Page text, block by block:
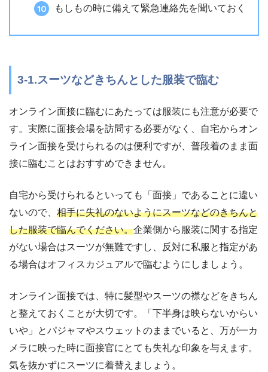
もしもの時に備えて緊急連絡先を聞いておく
3-1.スーツなどきちんとした服装で臨む
オンライン面接に臨むにあたっては服装にも注意が必要で
す。実際に面接会場を訪問する必要がなく、自宅からオン
ライン面接を受けられるのは便利ですが、普段着のまま面
接に臨むことはおすすめできません。
自宅から受けられるといっても「面接」であることに違い
ないので、 相手に失礼のないようにスーツなどのきちんと
した服装で臨んでください。企業側から服装に関する指定
がない場合はスーツが無難ですし、反対に私服と指定があ
る場合はオフィスカジュアルで臨むようにしましょう。
オンライン面接では、特に髪型やスーツの襟などをきちん
と整えておくことが大切です。「下半身は映らないからい
いや」とパジャマやスウェットのままでいると、万が一カ
メラに映った時に面接官にとても失礼な印象を与えます。
気を抜かずにスーツに着替えましょう。